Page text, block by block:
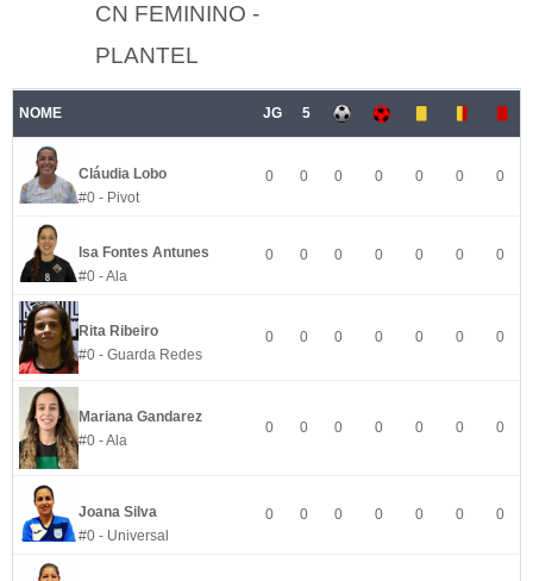
CN FEMININO -
PLANTEL
NOME JG 5
Cláudia Lobo
#0 - Pivot
0 0 0 0 0 0 0
Isa Fontes Antunes
#0 - Ala
0 0 0 0 0 0 0
Rita Ribeiro
#0 - Guarda Redes
0 0 0 0 0 0 0
Mariana Gandarez
#0 - Ala
0 0 0 0 0 0 0
Joana Silva
#0 - Universal
0 0 0 0 0 0 0